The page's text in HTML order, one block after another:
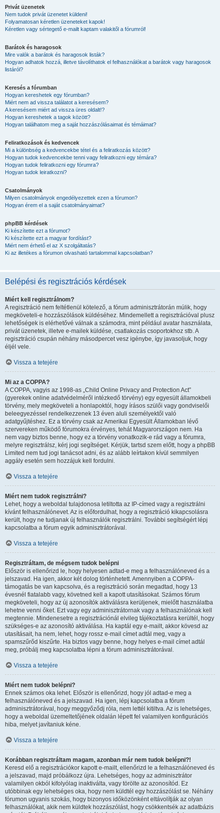
Privát üzenetek
Nem tudok privát üzenetet küldeni!
Folyamatosan kéretlen üzeneteket kapok!
Kéretlen vagy sértegető e-mailt kaptam valakitől a fórumról!
Barátok és haragosok
Mire valók a barátok és haragosok listák?
Hogyan adhatok hozzá, illetve távolíthatok el felhasználókat a barátok vagy haragosok
listáról?
Keresés a fórumban
Hogyan kereshetek egy fórumban?
Miért nem ad vissza találatot a keresésem?
A keresésem miért ad vissza üres oldalt!?
Hogyan kereshetek a tagok között?
Hogyan találhatom meg a saját hozzászólásaimat és témáimat?
Feliratkozások és kedvencek
Mi a különbség a kedvencekbe tétel és a feliratkozás között?
Hogyan tudok kedvencekbe tenni vagy feliratkozni egy témára?
Hogyan tudok feliratkozni egy fórumra?
Hogyan tudok leiratkozni?
Csatolmányok
Milyen csatolmányok engedélyezettek ezen a fórumon?
Hogyan érem el a saját csatolmányaimat?
phpBB kérdések
Ki készítette ezt a fórumot?
Ki készítette ezt a magyar fordítást?
Miért nem érhető el az X szolgáltatás?
Ki az illetékes a fórumon olvasható tartalommal kapcsolatban?
Belépési és regisztrációs kérdések
Miért kell regisztrálnom?
A regisztráció nem feltétlenül kötelező, a fórum adminisztrátorán múlik, hogy
megköveteli-e hozzászólások küldéséhez. Mindemellett a regisztrációval plusz
lehetőségek is elérhetővé válnak a számodra, mint például avatar használata,
privát üzenetek, illetve e-mailek küldése, csatlakozás csoportokhoz stb. A
regisztráció csupán néhány másodpercet vesz igénybe, így javasoljuk, hogy
éljél vele.
Vissza a tetejére
Mi az a COPPA?
A COPPA, vagyis az 1998-as „Child Online Privacy and Protection Act”
(gyerekek online adatvédelméről intézkedő törvény) egy egyesült államokbeli
törvény, mely megköveteli a honlapoktól, hogy írásos szülői vagy gondviselői
beleegyezéssel rendelkezzenek 13 éven aluli személyektől való
adatgyűjtéshez. Ez a törvény csak az Amerikai Egyesült Államokban lévő
szervereken működő fórumokra érvényes, tehát Magyarországon nem. Ha
nem vagy biztos benne, hogy ez a törvény vonatkozik-e rád vagy a fórumra,
melyre regisztrálsz, kérj jogi segítséget. Kérjük, tartsd szem előtt, hogy a phpBB
Limited nem tud jogi tanácsot adni, és az alább leírtakon kívül semmilyen
aggály esetén sem hozzájuk kell fordulni.
Vissza a tetejére
Miért nem tudok regisztrálni?
Lehet, hogy a weboldal tulajdonosa letiltotta az IP-címed vagy a regisztrálni
kívánt felhasználónevet. Az is előfordulhat, hogy a regisztráció kikapcsolásra
került, hogy ne tudjanak új felhasználók regisztrálni. További segítségért lépj
kapcsolatba a fórum egyik adminisztrátorával.
Vissza a tetejére
Regisztráltam, de mégsem tudok belépni
Először is ellenőrizd le, hogy helyesen adtad-e meg a felhasználóneved és a
jelszavad. Ha igen, akkor két dolog történhetett. Amennyiben a COPPA-
támogatás be van kapcsolva, és a regisztráció során megadtad, hogy 13
évesnél fiatalabb vagy, követned kell a kapott utasításokat. Számos fórum
megköveteli, hogy az új azonosítók aktiválásra kerüljenek, mielőtt használatba
lehetne venni őket. Ezt vagy egy adminisztrátornak vagy a felhasználónak kell
megtennie. Mindenesetre a regisztrációnál elvileg tájékoztatásra kerültél, hogy
szükséges-e az azonosító aktiválása. Ha kaptál egy e-mailt, akkor kövesd az
utasításait, ha nem, lehet, hogy rossz e-mail címet adtál meg, vagy a
spamszűrőd kiszűrte. Ha biztos vagy benne, hogy helyes e-mail címet adtál
meg, próbálj meg kapcsolatba lépni a fórum adminisztrátorával.
Vissza a tetejére
Miért nem tudok belépni?
Ennek számos oka lehet. Először is ellenőrizd, hogy jól adtad-e meg a
felhasználóneved és a jelszavad. Ha igen, lépj kapcsolatba a fórum
adminisztrátorával, hogy meggyőződj róla, nem lettél kitiltva. Az is lehetséges,
hogy a weboldal üzemeltetőjének oldalán lépett fel valamilyen konfigurációs
hiba, melyet javítaniuk kéne.
Vissza a tetejére
Korábban regisztráltam magam, azonban már nem tudok belépni?!
Keresd elő a regisztrációkor kapott e-mailt, ellenőrizd le a felhasználóneved és
a jelszavad, majd próbálkozz újra. Lehetséges, hogy az adminisztrátor
valamilyen okból kifolyólag inaktiválta, vagy törölte az azonosítód. Ez
utóbbinak egy lehetséges oka, hogy nem küldtél egy hozzászólást se. Néhány
fórumon ugyanis szokás, hogy bizonyos időközönként eltávolítják az olyan
felhasználókat, akik nem küldtek hozzászólást, hogy csökkentsék az adatbázis